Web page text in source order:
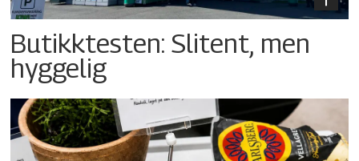
Butikktesten: Slitent, men
hyggelig